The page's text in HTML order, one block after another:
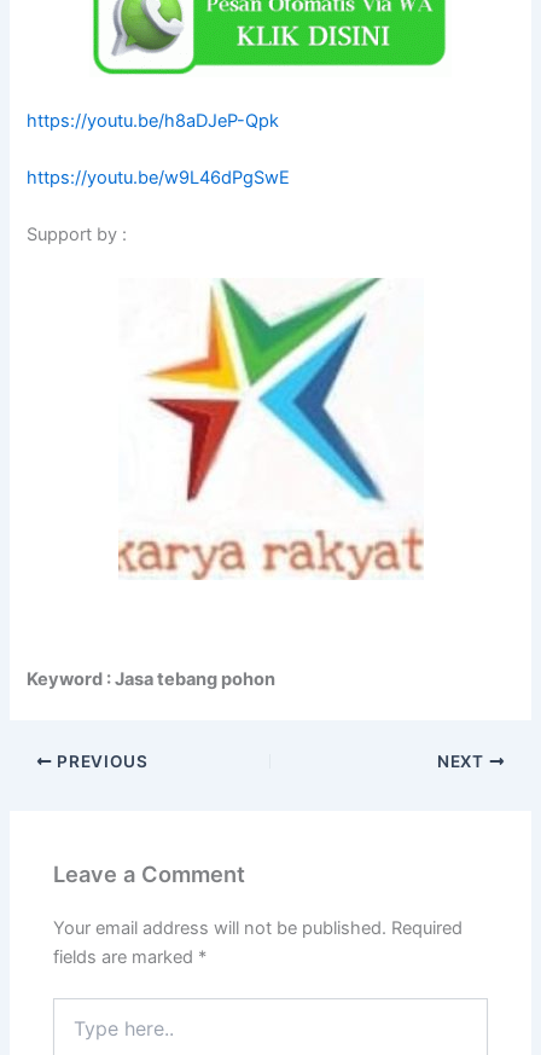
https://youtu.be/h8aDJeP-Qpk
https://youtu.be/w9L46dPgSwE
Support by :
Keyword : Jasa tebang pohon
PREVIOUS NEXT
Leave a Comment
Your email address will not be published. Required
fields are marked *
here..